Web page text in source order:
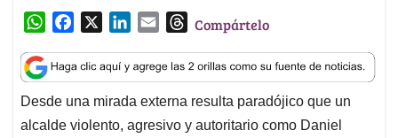
W
a
t
s
A
c
e
b
o
n
k
e
d
a
i
l
T
r
e
a
d
Compártelo
Desde una mirada externa resulta paradójico que un
alcalde violento, agresivo y autoritario como Daniel